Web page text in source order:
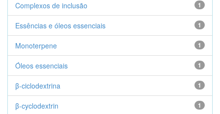
1
Complexos de inclusão
1
Essências e óleos essenciais
1
Monoterpene
1
Óleos essenciais
1
β-ciclodextrina
1
β-cyclodextrin